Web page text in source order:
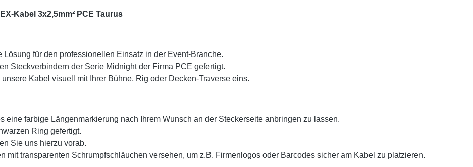
Kabel 3x2,5mm² PCE Taurus
für den professionellen Einsatz in der Event-Branche.
Steckverbindern der Serie Midnight der Firma PCE gefertigt.
Kabel visuell mit Ihrer Bühne, Rig oder Decken-Traverse eins.
eine farbige Längenmarkierung nach Ihrem Wunsch an der Steckerseite anbringen zu lassen.
Ring gefertigt.
Sie uns hierzu vorab.
mit transparenten Schrumpfschläuchen versehen, um z.B. Firmenlogos oder Barcodes sicher am Kabel zu platzieren.